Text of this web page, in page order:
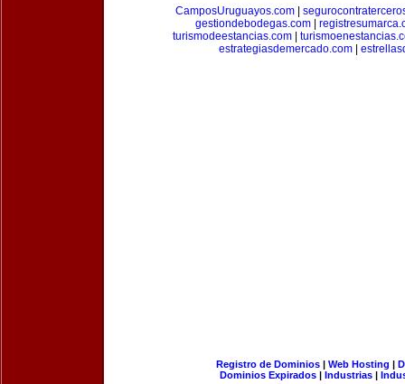
CamposUruguayos.com|
gestiondebodegas.com|
turismodeestancias.com
estrategiasdemercado.com
Registro de Dominios| Web Hosting |
Dominios Expirados | Industrias |